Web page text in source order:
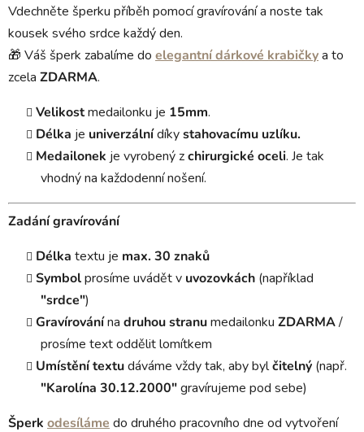
Vdechněte šperku příběh pomocí gravírování a noste tak
kousek svého srdce každý den.
🎁 Váš šperk zabalíme do elegantní dárkové krabičkya to
zcela ZDARMA.
Velikostmedailonku je 15mm.
Délka je univerzálnídíkystahovacímu uzlíku.
Medailonek je vyrobený zchirurgické oceli. Je tak
vhodný na každodenní nošení.
Zadání gravírování
Délka textu je max. 30 znaků
Symbolprosíme uvádět v uvozovkách (například
"srdce")
Gravírovánína druhou stranumedailonku ZDARMA/
prosíme text oddělit lomítkem
Umístění textudáváme vždy tak, aby bylčitelný (např.
"Karolína 30.12.2000"gravírujeme pod sebe)
Šperk odesíláme do druhého pracovního dne od vytvoření